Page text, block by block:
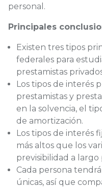
personal.
Principales
Existen tres tipos
federales para
prestamistas
Los tipos de interés
prestamistas y
en la solvencia, el
de amortización.
Los tipos de interés
más altos que los
previsibilidad a largo
Cada persona
únicas, así que